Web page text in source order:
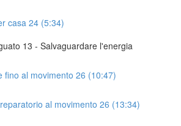
casa 24 (5:34)
13 - Salvaguardare l'energia
fino al movimento 26 (10:47)
al movimento 26 (13:34)